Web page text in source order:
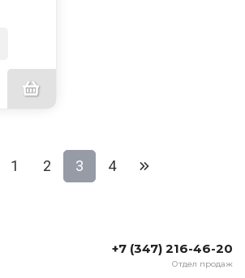
1 2 3 4
+7 (347) 216-46-20
Отдел продаж